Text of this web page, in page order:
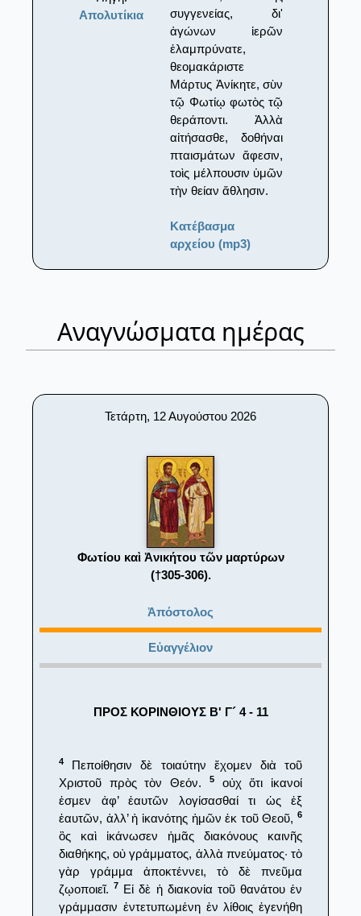
Απολυτίκια
συγγενείας, δι'
ἀγώνων ἱερῶν
ἐλαμπρύνατε,
θεομακάριστε
Μάρτυς Ἀνίκητε, σὺν
τῷ Φωτίῳ φωτὸς τῷ
θεράποντι. Ἀλλὰ
αἰτήσασθε, δοθήναι
πταισμάτων ἄφεσιν,
τοὶς μέλπουσιν ὑμῶν
τὴν θείαν ἄθλησιν.
Κατέβασμα
αρχείου (mp3)
Αναγνώσματα ημέρας
Τετάρτη, 12 Αυγούστου 2026
Φωτίου καὶ Ἀνικήτου τῶν μαρτύρων
(†305-306).
Ἀπόστολος
Εὐαγγέλιον
ΠΡΟΣ ΚΟΡΙΝΘΙΟΥΣ Β' Γ´ 4 - 11
4
Πεποίθησιν δὲ τοιαύτην ἔχομεν διὰ τοῦ
Χριστοῦ πρὸς τὸν Θεόν.
5οὐχ ὅτι ἱκανοί
ἐσμεν ἀφ’ ἑαυτῶν λογίσασθαί τι ὡς ἐξ
ἑαυτῶν, ἀλλ’ ἡ ἱκανότης ἡμῶν ἐκ τοῦ Θεοῦ, 6
ὃς καὶ ἱκάνωσεν ἡμᾶς διακόνους καινῆς
διαθήκης, οὐ γράμματος, ἀλλὰ πνεύματος· τὸ
γὰρ γράμμα ἀποκτέννει, τὸ δὲ πνεῦμα
ζῳοποιεῖ. 7 Εἰ δὲ ἡ διακονία τοῦ θανάτου ἐν
γράμμασιν ἐντετυπωμένη ἐν λίθοις ἐγενήθη